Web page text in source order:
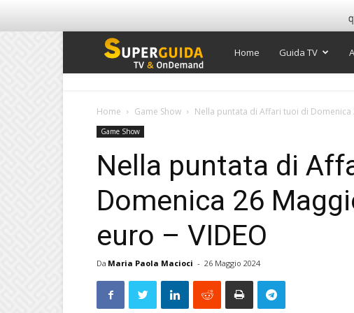
Super
Home Guida TV
Home Game Show Nella puntata di Affari tuoi di Domenica
Game Show
Nella puntata di
Domenica 26
euro – VIDEO
Da Maria Paola Macioci - 26 Maggio 2024